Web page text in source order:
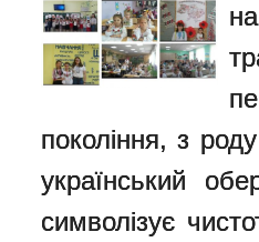
покоління, з
український
символізує